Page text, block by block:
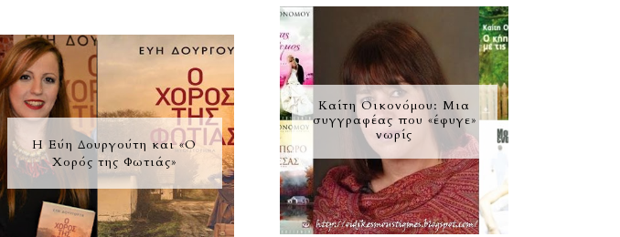
Η Εύη Δουργούτη και «Ο
Χορός της Φωτιάς»
Καίτη Οικονόμου: Μια
συγγραφέας που «έφυγε»
νωρίς